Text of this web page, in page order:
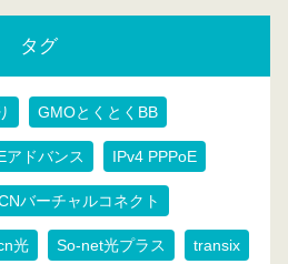
タグ
GMOとくとくBB
アドバンス IPv4 PPPoE
バーチャルコネクト
光 So-net光プラス transix